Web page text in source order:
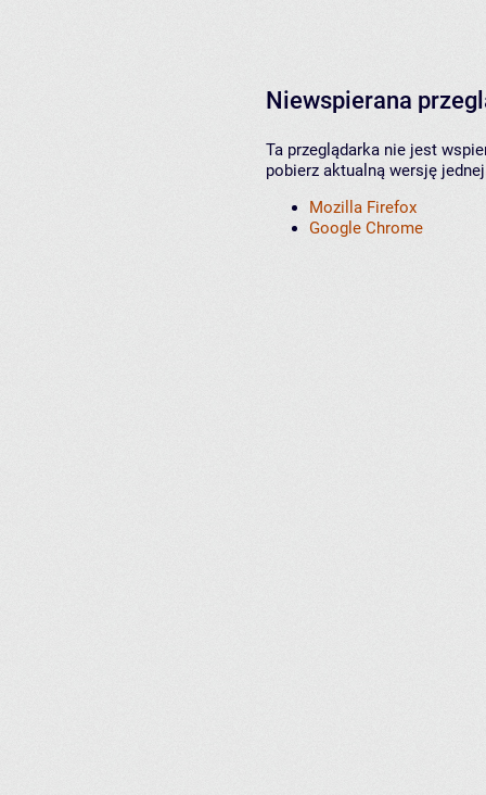
Niewspierana
Ta przeglądarka nie jest
pobierz aktualną wersję
Mozilla Firefox
Google Chrome